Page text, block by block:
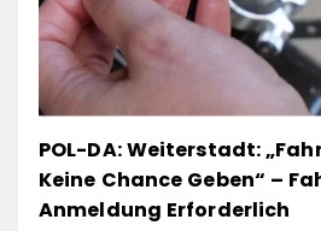
POL-DA: Weiterstadt:
Keine Chance Geben“ –
Anmeldung Erforderlich